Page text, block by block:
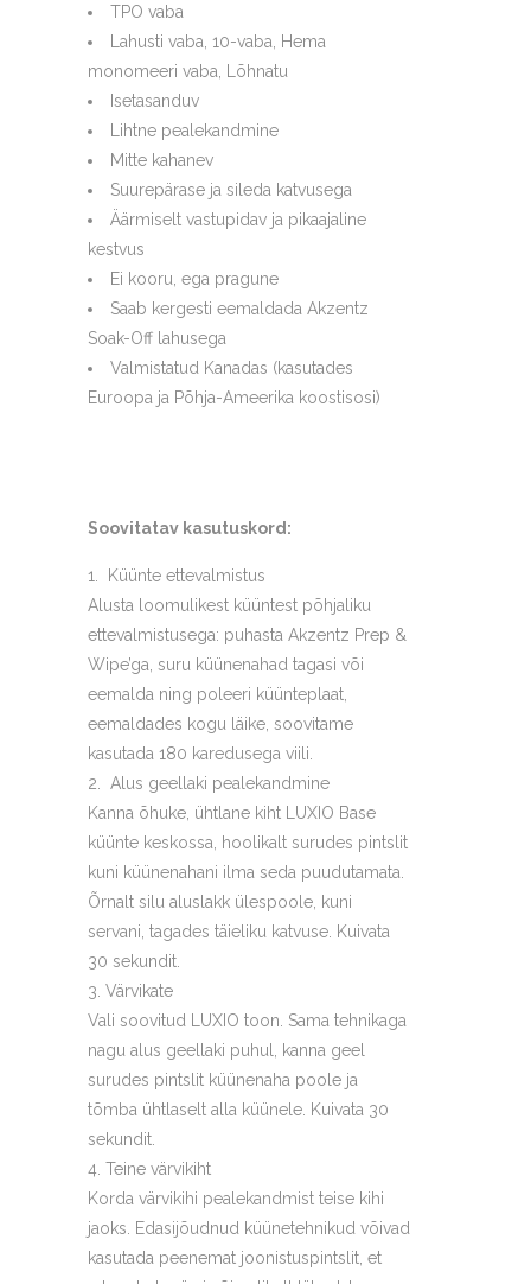
TPO vaba
Lahusti vaba, 10-vaba, Hema
monomeeri vaba, Lõhnatu
Isetasanduv
Lihtne pealekandmine
Mitte kahanev
Suurepärase ja sileda katvusega
Äärmiselt vastupidav ja pikaajaline
kestvus
Ei kooru, ega pragune
Saab kergesti eemaldada Akzentz
Soak-Off lahusega
Valmistatud Kanadas (kasutades
Euroopa ja Põhja-Ameerika koostisosi)
Soovitatav kasutuskord:
Küünte ettevalmistus
Alusta loomulikest küüntest põhjaliku
ettevalmistusega: puhasta Akzentz Prep &
Wipe’ga, suru küünenahad tagasi või
eemalda ning poleeri küünteplaat,
eemaldades kogu läike, soovitame
kasutada 180 karedusega viili.
Alus geellaki pealekandmine
Kanna õhuke, ühtlane kiht LUXIO Base
küünte keskossa, hoolikalt surudes pintslit
kuni küünenahani ilma seda puudutamata.
Õrnalt silu aluslakk ülespoole, kuni
servani, tagades täieliku katvuse. Kuivata
30 sekundit.
Värvikate
Vali soovitud LUXIO toon. Sama tehnikaga
nagu alus geellaki puhul, kanna geel
surudes pintslit küünenaha poole ja
tõmba ühtlaselt alla küünele. Kuivata 30
sekundit.
Teine värvikiht
Korda värvikihi pealekandmist teise kihi
jaoks. Edasijõudnud küünetehnikud võivad
kasutada peenemat joonistuspintslit, et